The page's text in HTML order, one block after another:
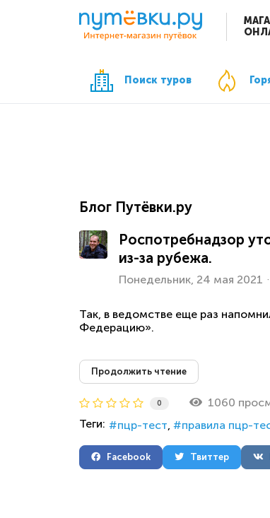
Поиск туров
Блог Путёвки.ру
Роспотребнадзор
из-за рубежа.
Понедельник, 24 мая 2021
Так, в ведомстве еще раз
Федерацию».
Продолжить чтение
0 1060
Теги:
пцр-тест правила пцр-
Facebook Твиттер